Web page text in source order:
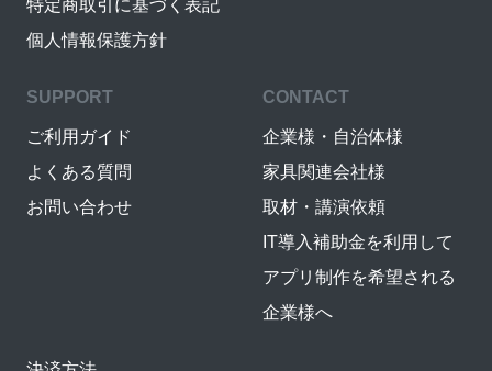
特定商取引に基づく表記
個人情報保護方針
SUPPORT
ご利用ガイド
よくある質問
お問い合わせ
CONTACT
企業様・自治体様
家具関連会社様
取材・講演依頼
IT導入補助金を利用して
アプリ制作を希望される
企業様へ